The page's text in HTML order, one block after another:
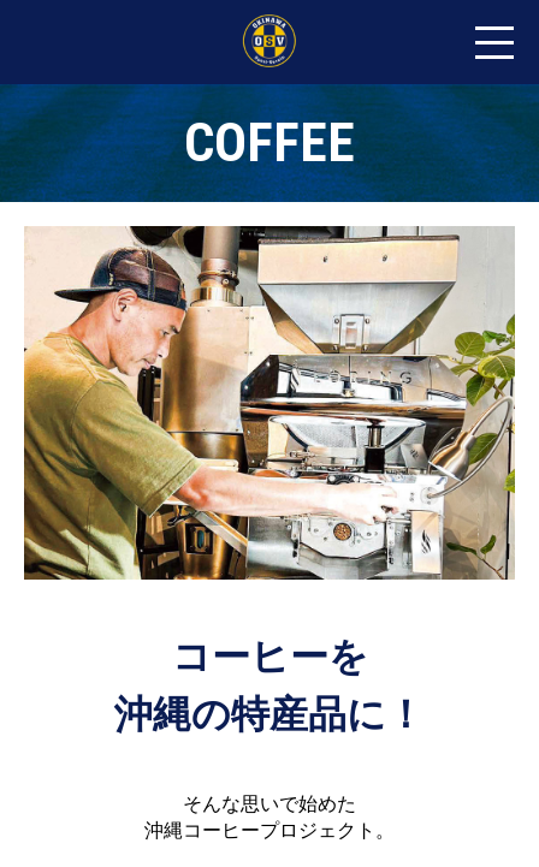
コーヒーを
沖縄の特産品に！
そんな思いで始めた
沖縄コーヒープロジェクト。